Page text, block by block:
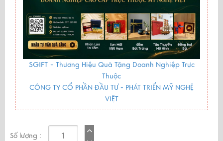
SGIFT - Thương Hiệu Quà Tặng Doanh Nghiệp Trực
Thuộc
CÔNG TY CỔ PHẦN ĐẦU TƯ - PHÁT TRIỂN MỸ NGHỆ
VIỆT
Số lượng :